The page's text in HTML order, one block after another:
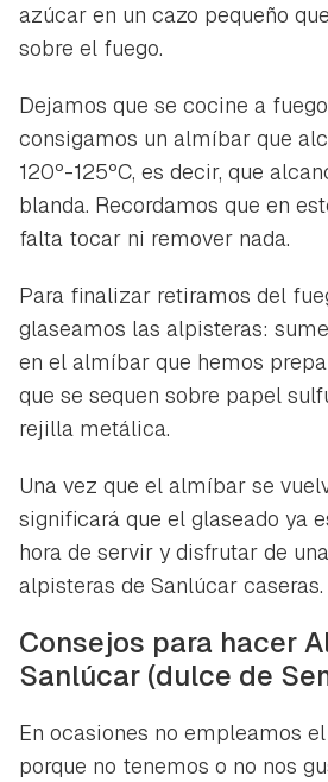
azúcar en un cazo pequeño
sobre el fuego.
Dejamos que se cocine a
consigamos un almíbar que
120º-125ºC, es decir, que
blanda. Recordamos que en
falta tocar ni remover nada.
Para finalizar retiramos del
glaseamos las alpisteras:
en el almíbar que hemos
que se sequen sobre papel
rejilla metálica.
Una vez que el almíbar se
significará que el glaseado ya
hora de servir y disfrutar de
alpisteras de Sanlúcar caseras.
Consejos para hacer
Sanlúcar (dulce de
En ocasiones no empleamos
porque no tenemos o no nos